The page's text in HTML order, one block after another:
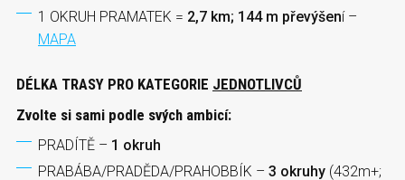
1 OKRUH PRAMATEK = 2,7 km; 144 m převýšení –
MAPA
DÉLKA TRASY PRO KATEGORIE JEDNOTLIVCŮ
Zvolte si sami podle svých ambicí:
PRADÍTĚ – 1 okruh
PRABÁBA/PRADĚDA/PRAHOBBÍK – 3 okruhy (432m+;